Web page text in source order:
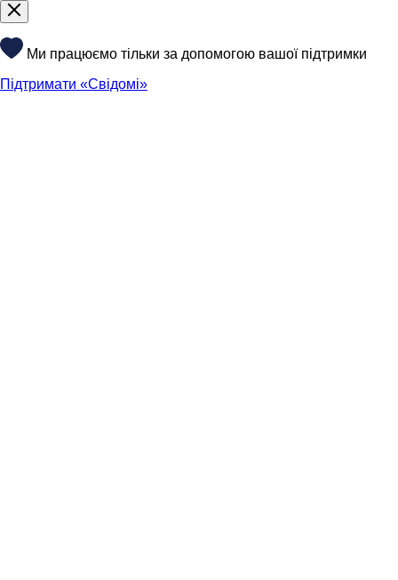
Ми працюємо тільки за допомогою вашої підтримки
Підтримати «Свідомі»